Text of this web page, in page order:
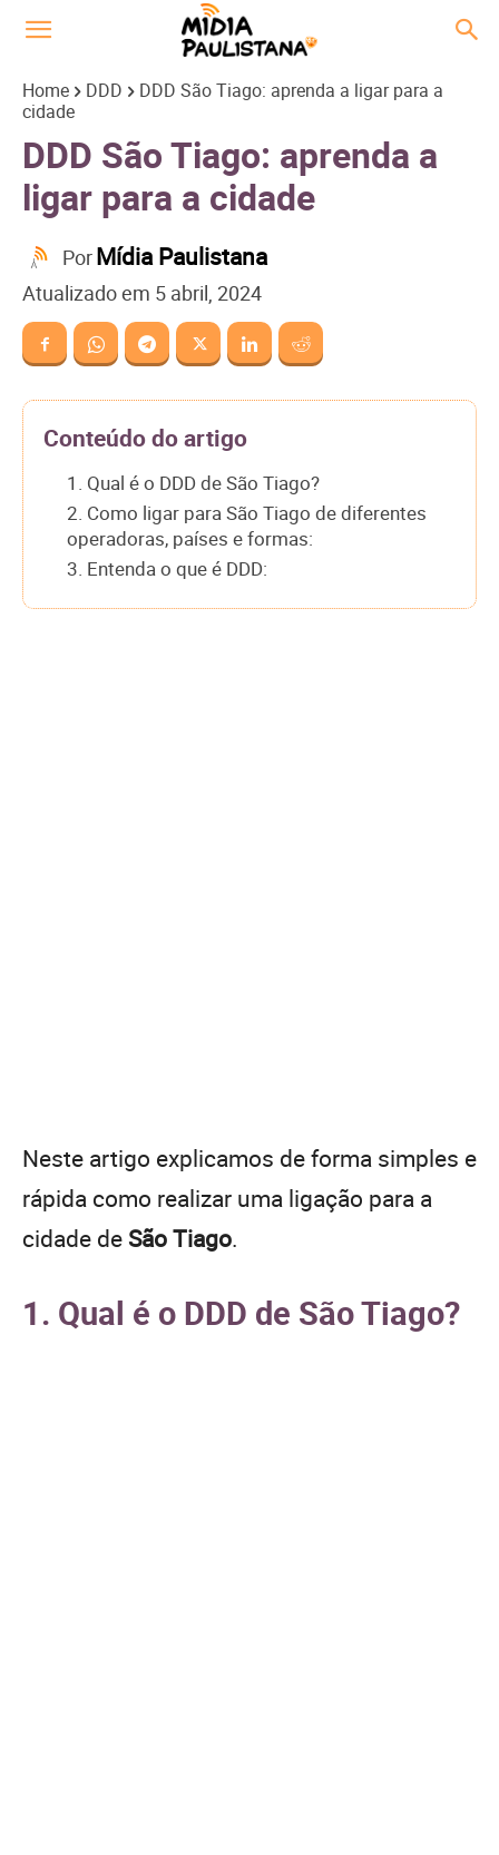
Home DDD
DDD São Tiago: aprenda a ligar para a
cidade
DDD São Tiago: aprenda a
ligar para a cidade
PorMídia Paulistana
Atualizado em 5 abril, 2024
Conteúdo do artigo
1. Qual é o DDD de São Tiago?
2. Como ligar para São Tiago de diferentes
operadoras, países e formas:
3. Entenda o que é DDD:
Neste artigo explicamos de forma simples e
rápida como realizar uma ligação para a
cidade de São Tiago.
1. Qual é o DDD de São Tiago?